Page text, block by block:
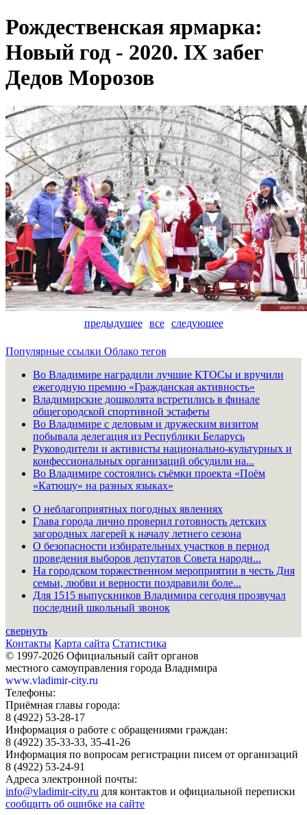
Рождественская ярмарка:
Новый год - 2020. IX забег
Дедов Морозов
предыдущее все следующее
Популярные ссылки Облако тегов
Во Владимире наградили лучшие КТОСы и вручили
ежегодную премию «Гражданская активность»
Владимирские дошколята встретились в финале
общегородской спортивной эстафеты
Во Владимире с деловым и дружеским визитом
побывала делегация из Республики Беларусь
Руководители и активисты национально-культурных и
конфессиональных организаций обсудили на...
Во Владимире состоялись съёмки проекта «Поём
«Катюшу» на разных языках»
О неблагоприятных погодных явлениях
Глава города лично проверил готовность детских
загородных лагерей к началу летнего сезона
О безопасности избирательных участков в период
проведения выборов депутатов Совета народн...
На городском торжественном мероприятии в честь Дня
семьи, любви и верности поздравили боле...
Для 1515 выпускников Владимира сегодня прозвучал
последний школьный звонок
свернуть
Контакты Карта сайта Статистика
© 1997-2026 Официальный сайт органов
местного самоуправления города Владимира
www.vladimir-city.ru
Телефоны:
Приёмная главы города:
8 (4922) 53-28-17
Информация о работе с обращениями граждан:
8 (4922) 35-33-33, 35-41-26
Информация по вопросам регистрации писем от организаций
8 (4922) 53-24-91
Адреса электронной почты:
info@vladimir-city.ru для контактов и официальной переписки
сообщить об ошибке на сайте